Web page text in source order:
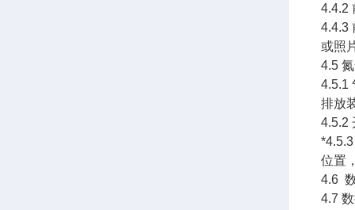
4.4.2
4.4.3
或照
4.5
4.5.1
排放
4.5.2
位置
4.6
4.7